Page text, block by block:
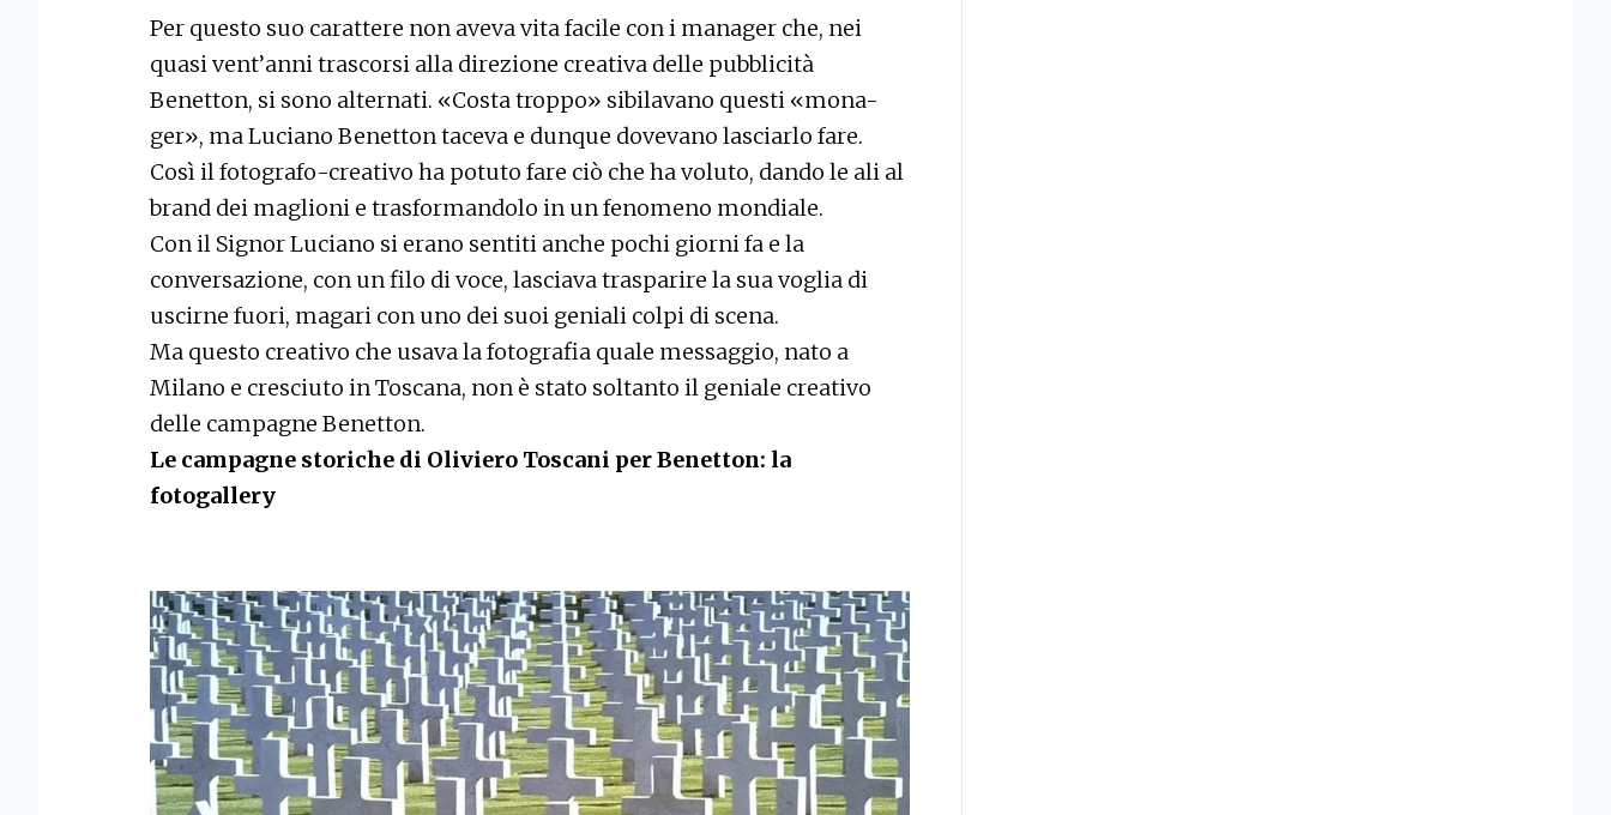
Per questo suo carattere non aveva vita facile con i manager che, nei
quasi vent’anni trascorsi alla direzione creativa delle pubblicità
Benetton, si sono alternati. «Costa troppo» sibilavano questi «mona-
ger», ma Luciano Benetton taceva e dunque dovevano lasciarlo fare.
Così il fotografo-creativo ha potuto fare ciò che ha voluto, dando le ali al
brand dei maglioni e trasformandolo in un fenomeno mondiale.
Con il Signor Luciano si erano sentiti anche pochi giorni fa e la
conversazione, con un filo di voce, lasciava trasparire la sua voglia di
uscirne fuori, magari con uno dei suoi geniali colpi di scena.
Ma questo creativo che usava la fotografia quale messaggio, nato a
Milano e cresciuto in Toscana, non è stato soltanto il geniale creativo
delle campagne Benetton.
Le campagne storiche di Oliviero Toscani per Benetton: la
fotogallery